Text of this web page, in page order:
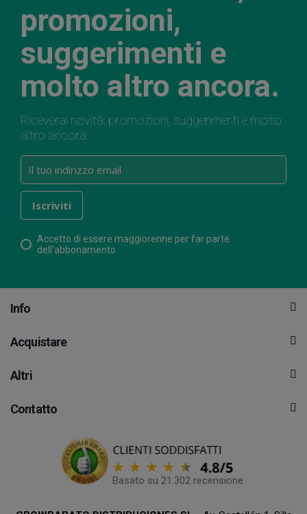
promozioni,
suggerimenti e
molto altro ancora.
Riceverai novità, promozioni, suggerimenti e molto
altro ancora.
Accetto di essere maggiorenne per far parte
dell'abbonamento
Info
Acquistare
Altri
Contatto
Basato su 21.302 recensione